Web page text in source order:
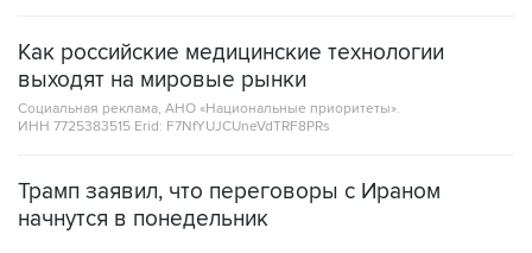
Как российские медицинские технологии
выходят на мировые рынки
Социальная реклама, АНО «Национальные приоритеты».
ИНН 7725383515 Erid: F7NfYUJCUneVdTRF8PRs
Трамп заявил, что переговоры с Ираном
начнутся в понедельник